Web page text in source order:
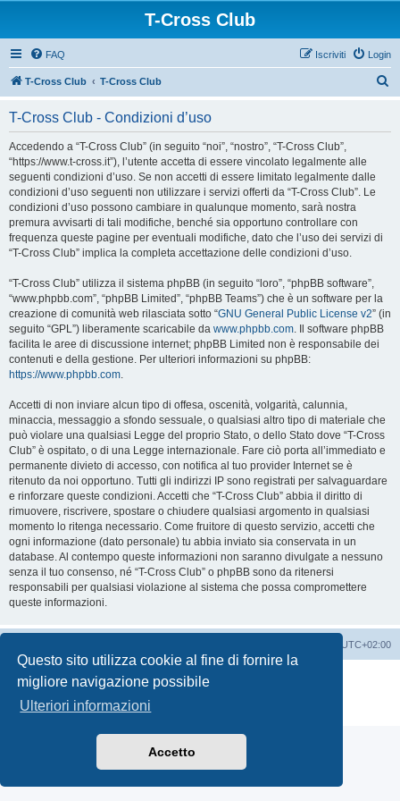
Questo sito utilizza cookie al fine di fornire la
migliore navigazione possibile
Ulteriori informazioni
Accetto
T-Cross Club
FAQ Login
Iscriviti
T-Cross Club T-Cross Club
T-Cross Club - Condizioni d’uso
Accedendo a “T-Cross Club” (in seguito “noi”, “nostro”, “T-Cross Club”,
“https://www.t-cross.it”), l’utente accetta di essere vincolato legalmente alle
seguenti condizioni d’uso. Se non accetti di essere limitato legalmente dalle
condizioni d’uso seguenti non utilizzare i servizi offerti da “T-Cross Club”. Le
condizioni d’uso possono cambiare in qualunque momento, sarà nostra
premura avvisarti di tali modifiche, benché sia opportuno controllare con
frequenza queste pagine per eventuali modifiche, dato che l’uso dei servizi di
“T-Cross Club” implica la completa accettazione delle condizioni d’uso.
“T-Cross Club” utilizza il sistema phpBB (in seguito “loro”, “phpBB software”,
“www.phpbb.com”, “phpBB Limited”, “phpBB Teams”) che è un software per la
creazione di comunità web rilasciata sotto “GNU General Public License v2” (in
seguito “GPL”) liberamente scaricabile da www.phpbb.com. Il software phpBB
facilita le aree di discussione internet; phpBB Limited non è responsabile dei
contenuti e della gestione. Per ulteriori informazioni su phpBB:
https://www.phpbb.com.
Accetti di non inviare alcun tipo di offesa, oscenità, volgarità, calunnia,
minaccia, messaggio a sfondo sessuale, o qualsiasi altro tipo di materiale che
può violare una qualsiasi Legge del proprio Stato, o dello Stato dove “T-Cross
Club” è ospitato, o di una Legge internazionale. Fare ciò porta all’immediato e
permanente divieto di accesso, con notifica al tuo provider Internet se è
ritenuto da noi opportuno. Tutti gli indirizzi IP sono registrati per salvaguardare
e rinforzare queste condizioni. Accetti che “T-Cross Club” abbia il diritto di
rimuovere, riscrivere, spostare o chiudere qualsiasi argomento in qualsiasi
momento lo ritenga necessario. Come fruitore di questo servizio, accetti che
ogni informazione (dato personale) tu abbia inviato sia conservata in un
database. Al contempo queste informazioni non saranno divulgate a nessuno
senza il tuo consenso, né “T-Cross Club” o phpBB sono da ritenersi
responsabili per qualsiasi violazione al sistema che possa compromettere
queste informazioni.
UTC+02:00
Creato da
® Forum Software © phpBB Limited
Traduzione Italiana